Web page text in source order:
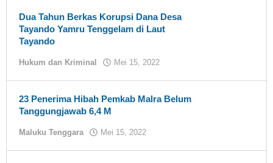
Dua Tahun Berkas Korupsi Dana Desa
Tayando Yamru Tenggelam di Laut
Tayando
Hukum dan Kriminal Mei 15, 2022
23 Penerima Hibah Pemkab Malra Belum
Tanggungjawab 6,4 M
Maluku Tenggara Mei 15, 2022